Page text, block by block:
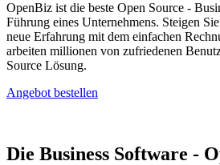
OpenBiz ist die beste Open Source -
Führung eines Unternehmens. Steigen
neue Erfahrung mit dem einfachen
arbeiten millionen von zufriedenen
Source Lösung.
Angebot bestellen
Die Business Software -